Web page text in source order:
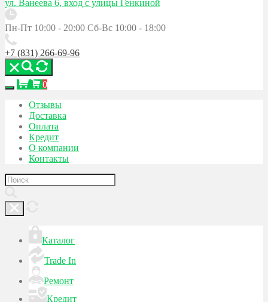
ул. Ванеева 6, вход с улицы Генкиной
Пн-Пт 10:00 - 20:00 Сб-Вс 10:00 - 18:00
+7 (831) 266-69-96
0
Отзывы
Доставка
Оплата
Кредит
О компании
Контакты
Каталог
Trade In
Ремонт
Кредит